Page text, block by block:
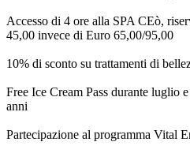
Accesso di 4 ore alla SPA CEò,
45,00 invece di Euro 65,00/95,00
10% di sconto su trattamenti di
Free Ice Cream Pass durante luglio
anni
Partecipazione al programma Vital